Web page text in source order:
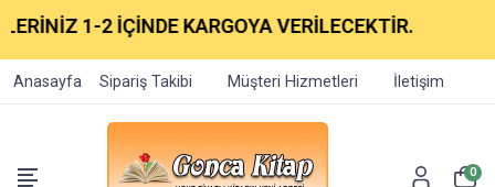
1-2 İÇİNDE KARGOYA VERİLECEKTİR.
Anasayfa Sipariş Takibi Müşteri Hizmetleri İletişim
0